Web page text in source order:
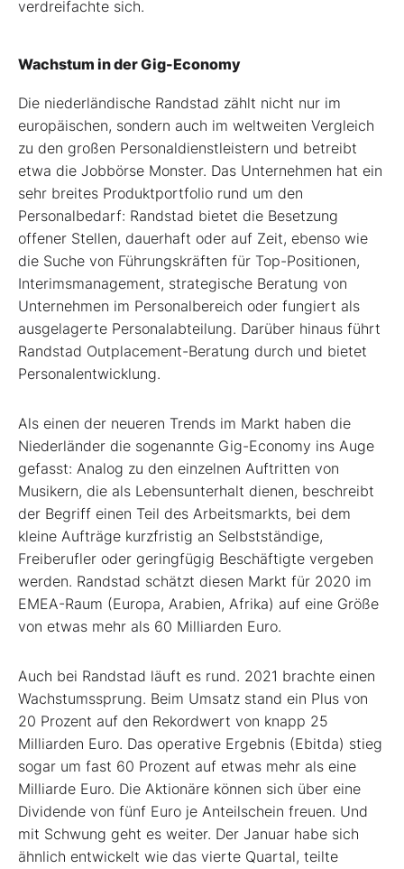
verdreifachte sich.
Wachstum in der Gig-Economy
Die niederländische Randstad zählt nicht nur im
europäischen, sondern auch im weltweiten Vergleich
zu den großen Personaldienstleistern und betreibt
etwa die Jobbörse Monster. Das Unternehmen hat ein
sehr breites Produktportfolio rund um den
Personalbedarf: Randstad bietet die Besetzung
offener Stellen, dauerhaft oder auf Zeit, ebenso wie
die Suche von Führungskräften für Top-Positionen,
Interimsmanagement, strategische Beratung von
Unternehmen im Personalbereich oder fungiert als
ausgelagerte Personalabteilung. Darüber hinaus führt
Randstad Outplacement-Beratung durch und bietet
Personalentwicklung.
Als einen der neueren Trends im Markt haben die
Niederländer die sogenannte Gig-Economy ins Auge
gefasst: Analog zu den einzelnen Auftritten von
Musikern, die als Lebensunterhalt dienen, beschreibt
der Begriff einen Teil des Arbeitsmarkts, bei dem
kleine Aufträge kurzfristig an Selbstständige,
Freiberufler oder geringfügig Beschäftigte vergeben
werden. Randstad schätzt diesen Markt für 2020 im
EMEA-Raum (Europa, Arabien, Afrika) auf eine Größe
von etwas mehr als 60 Milliarden Euro.
Auch bei Randstad läuft es rund. 2021 brachte einen
Wachstumssprung. Beim Umsatz stand ein Plus von
20 Prozent auf den Rekordwert von knapp 25
Milliarden Euro. Das operative Ergebnis (Ebitda) stieg
sogar um fast 60 Prozent auf etwas mehr als eine
Milliarde Euro. Die Aktionäre können sich über eine
Dividende von fünf Euro je Anteilschein freuen. Und
mit Schwung geht es weiter. Der Januar habe sich
ähnlich entwickelt wie das vierte Quartal, teilte